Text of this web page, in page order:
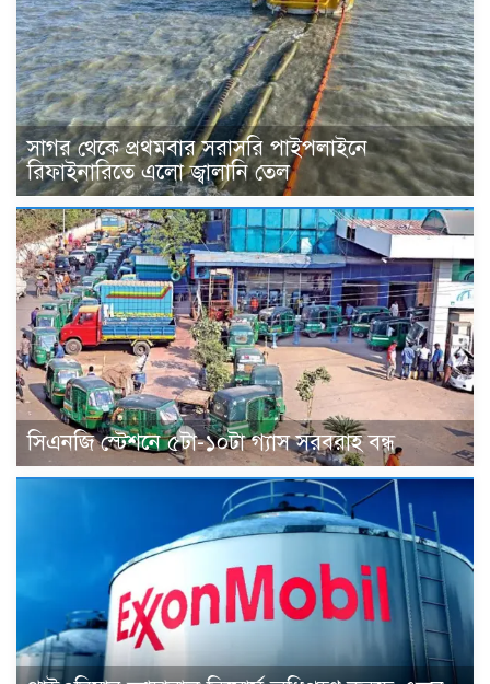
সাগর থেকে প্রথমবার সরাসরি পাইপলাইনে
রিফাইনারিতে এলো জ্বালানি তেল
সিএনজি স্টেশনে ৫টা-১০টা গ্যাস সরবরাহ বন্ধ